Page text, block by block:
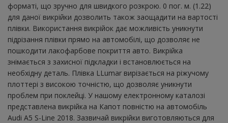
форматі, що зручно для швидкого розкрою. 0 пог. м. (1.22)
для даної викрійки дозволить також заощадити на вартості
плівки. Використання викрійок дає можливість уникнути
підрізання плівки прямо на автомобілі, що дозволяє не
пошкодити лакофарбове покриття авто. Викрійка
знімається з захисної підкладки і встановлюється на
необхідну деталь. Плівка LLumar вирізається на ріжучому
плоттері з високою точністю, що дозволяє уникнути
проблем при поклейці. У нашому електронному каталозі
представлена ​​викрійка на Капот повністю на автомобіль
Audi A5 S-Line 2018. Зазвичай викрійки виготовляються для